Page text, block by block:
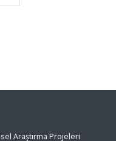
Araştırma Projeleri